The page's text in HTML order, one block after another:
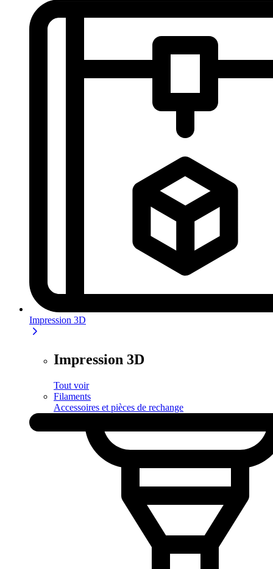
Impression 3D
Impression 3D
Tout voir
Filaments
Accessoires et pièces de rechange